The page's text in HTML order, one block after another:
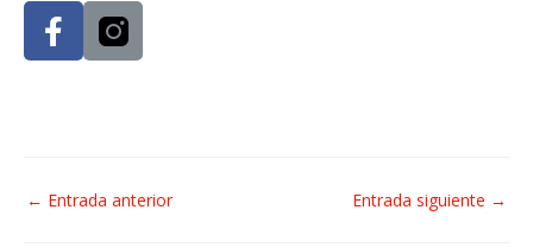
← Entrada anterior Entrada siguiente →